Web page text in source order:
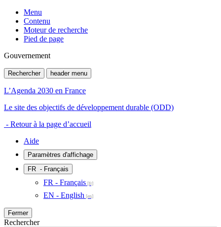
Menu
Contenu
Moteur de recherche
Pied de page
Gouvernement
Rechercher header menu
L’Agenda 2030 en France
Le site des objectifs de développement durable (ODD)
- Retour à la page d’accueil
Aide
Paramètres d'affichage
FR - Français
FR - Français
EN - English
Fermer
Rechercher